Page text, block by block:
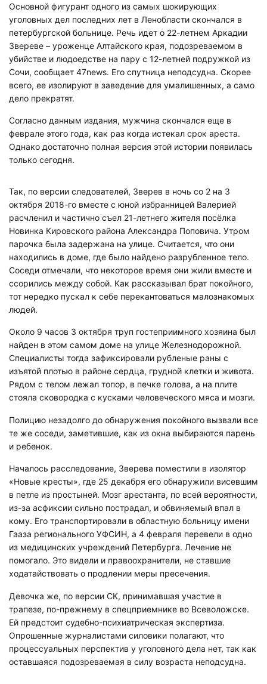
Основной фигурант одного из самых шокирующих
уголовных дел последних лет в Ленобласти скончался в
петербургской больнице. Речь идет о 22-летнем Аркадии
Звереве – уроженце Алтайского края, подозреваемом в
убийстве и людоедстве на пару с 12-летней подружкой из
Сочи, сообщает 47news. Его спутница неподсудна. Скорее
всего, ее изолируют в заведение для умалишенных, а само
дело прекратят.
Согласно данным издания, мужчина скончался еще в
феврале этого года, как раз когда истекал срок ареста.
Однако достаточно полная версия этой истории появилась
только сегодня.
Так, по версии следователей, Зверев в ночь со 2 на 3
октября 2018-го вместе с юной избранницей Валерией
расчленил и частично съел 21-летнего жителя посёлка
Новинка Кировского района Александра Поповича. Утром
парочка была задержана на улице. Считается, что они
находились в доме, где было найдено разрубленное тело.
Соседи отмечали, что некоторое время они жили вместе и
ссорились между собой. Как рассказывал брат покойного,
тот нередко пускал к себе перекантоваться малознакомых
людей.
Около 9 часов 3 октября труп гостеприимного хозяина был
найден в этом самом доме на улице Железнодорожной.
Специалисты тогда зафиксировали рубленые раны с
изъятой плотью в районе сердца, грудной клетки и живота.
Рядом с телом лежал топор, в печке голова, а на плите
стояла сковородка с кусками человеческого мяса и мозги.
Полицию незадолго до обнаружения покойного вызвали все
те же соседи, заметившие, как из окна выбираются парень
и ребенок.
Началось расследование, Зверева поместили в изолятор
«Новые кресты», где 25 декабря его обнаружили висевшим
в петле из простыней. Мозг арестанта, по всей вероятности,
из-за асфиксии сильно пострадал, и обвиняемый впал в
кому. Его транспортировали в областную больницу имени
Гааза регионального УФСИН, а 4 февраля перевели в одно
из медицинских учреждений Петербурга. Лечение не
помогало. Это видели и правоохранители, не ставшие
ходатайствовать о продлении меры пресечения.
Девочка же, по версии СК, принимавшая участие в
трапезе, по-прежнему в спецприемнике во Всеволожске.
Ей предстоит судебно-психиатрическая экспертиза.
Опрошенные журналистами силовики полагают, что
процессуальных перспектив у уголовного дела нет, так как
оставшаяся подозреваемая в силу возраста неподсудна.